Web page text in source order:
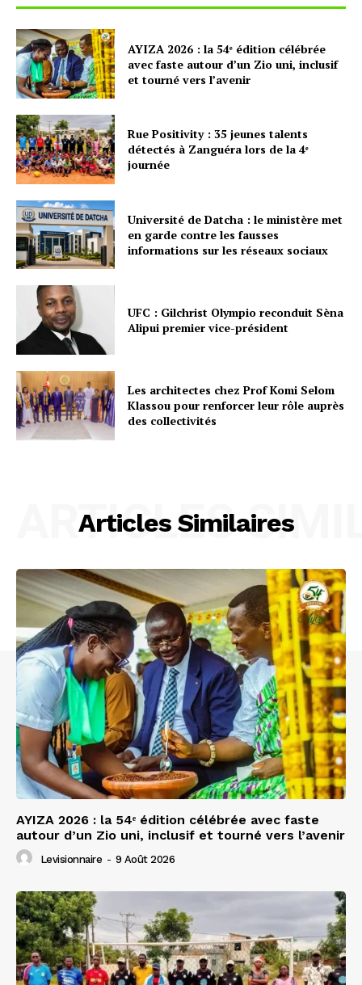
AYIZA 2026 : la 54ᵉ édition célébrée
avec faste autour d’un Zio uni, inclusif
et tourné vers l’avenir
Rue Positivity : 35 jeunes talents
détectés à Zanguéra lors de la 4ᵉ
journée
Université de Datcha : le ministère met
en garde contre les fausses
informations sur les réseaux sociaux
UFC : Gilchrist Olympio reconduit Sèna
Alipui premier vice-président
Les architectes chez Prof Komi Selom
Klassou pour renforcer leur rôle auprès
des collectivités
Articles Similaires
ARTICLES
AYIZA 2026 : la 54ᵉ édition célébrée avec faste
autour d’un Zio uni, inclusif et tourné vers l’avenir
Levisionnaire - 9 Août 2026